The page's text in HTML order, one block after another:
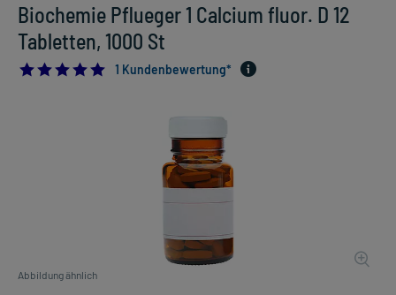
Biochemie Pflueger 1 Calcium fluor. D 12
Tabletten, 1000 St
5.01 Kundenbewertung*
Abbildung ähnlich